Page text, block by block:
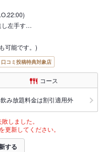
し左手す…
可能です。)
口コミ投稿特典対象店
コース
み放題料金は割引適用外
しました。
新してください。
する